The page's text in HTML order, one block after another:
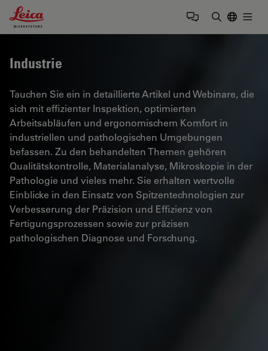
Leica Microsystems Logo
Industrie
Tauchen Sie ein in detaillierte Artikel und Webinare, die
sich mit effizienter Inspektion, optimierten
Arbeitsabläufen und ergonomischem Komfort in
industriellen und pathologischen Umgebungen
befassen. Zu den behandelten Themen gehören
Qualitätskontrolle, Materialanalyse, Mikroskopie in der
Pathologie und vieles mehr. Sie erhalten wertvolle
Einblicke in den Einsatz von Spitzentechnologien zur
Verbesserung der Präzision und Effizienz von
Fertigungsprozessen sowie zur präzisen
pathologischen Diagnose und Forschung.